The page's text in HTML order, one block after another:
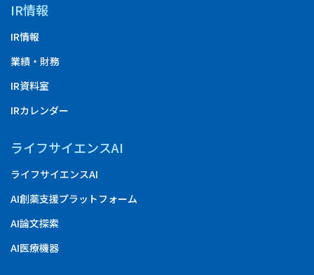
IR情報
IR情報
業績・財務
IR資料室
IRカレンダー
ライフサイエンスAI
ライフサイエンスAI
AI創薬支援プラットフォーム
AI論文探索
AI医療機器